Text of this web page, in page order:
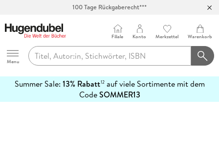
100 Tage Rückgaberecht***
Hugendubel
Menu
Filiale Konto Merkzettel Warenkorb
Summer Sale: 13% Rabatt12auf viele Sortimente mit dem
CodeSOMMER13
erfahren